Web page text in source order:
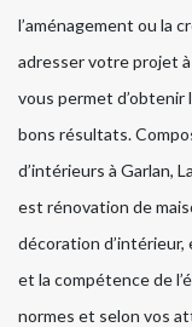
l’aménagement ou la
adresser votre projet
vous permet
bons résultats.
d’intérieurs à Garlan,
est rénovation de
décoration
et la compétence de
normes et selon vos